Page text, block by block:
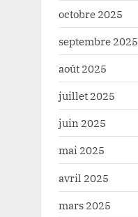
octobre 2025
septembre 2025
août 2025
juillet 2025
juin 2025
mai 2025
avril 2025
mars 2025